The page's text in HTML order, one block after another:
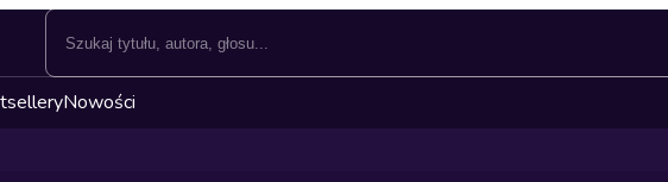
Nowości